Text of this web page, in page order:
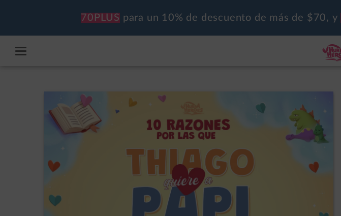
70PLUS para un 10% de descuento de más de $70, y